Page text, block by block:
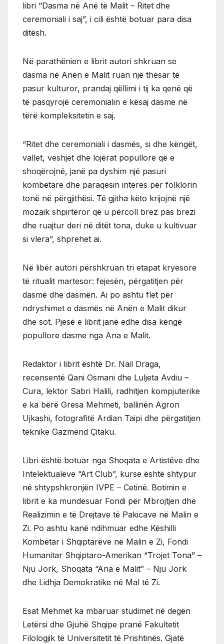
libri “Dasma në Anë të Malit – Ritet dhe
ceremoniali i saj”, i cili është botuar para disa
ditësh.
Në parathënien e librit autori shkruan se
dasma në Anën e Malit ruan një thesar të
pasur kulturor, prandaj qëllimi i tij ka qenë që
të pasqyrojë ceremonialin e kësaj dasme në
tërë kompleksitetin e saj.
“Ritet dhe ceremoniali i dasmës, si dhe këngët,
vallet, veshjet dhe lojërat popullore që e
shoqërojnë, janë pa dyshim një pasuri
kombëtare dhe paraqesin interes për folklorin
tonë në përgjithësi. Të gjitha këto krijojnë një
mozaik shpirtëror që u përcoll brez pas brezi
dhe ruajtur deri në ditët tona, duke u kultivuar
si vlera”, shprehet ai.
Në libër autori përshkruan tri etapat kryesore
të ritualit martesor: fejesën, përgatitjen për
dasmë dhe dasmën. Ai po ashtu flet për
ndryshimet e dasmës në Anën e Malit dikur
dhe sot. Pjesë e librit janë edhe disa këngë
popullore dasme nga Ana e Malit.
Redaktor i librit është Dr. Nail Draga,
recensentë Qani Osmani dhe Luljeta Avdiu –
Cura, lektor Sabri Halili, radhitjen kompjuterike
e ka bërë Gresa Mehmeti, ballinën Agron
Ujkashi, fotografitë Ardian Taipi dhe përgatitjen
teknike Gazmend Çitaku.
Libri është botuar nga Shoqata e Artistëve dhe
Intelektualëve “Art Club”, kurse është shtypur
në shtypshkronjën IVPE – Cetinë. Botimin e
librit e ka mundësuar Fondi për Mbrojtjen dhe
Realizimin e të Drejtave të Pakicave në Malin e
Zi. Po ashtu kanë ndihmuar edhe Këshilli
Kombëtar i Shqiptarëve në Malin e Zi, Fondi
Humanitar Shqiptaro-Amerikan “Trojet Tona” –
Nju Jork, Shoqata “Ana e Malit” – Nju Jork
dhe Lidhja Demokratike në Mal të Zi.
Esat Mehmet ka mbaruar studimet në degën
Letërsi dhe Gjuhë Shqipe pranë Fakultetit
Filologjik të Universitetit të Prishtinës. Gjatë